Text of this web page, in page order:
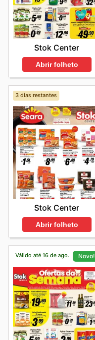
Stok Center
Abrir folheto
3 dias restantes
Stok Center
Abrir folheto
Válido até 16 de ago. Novo!